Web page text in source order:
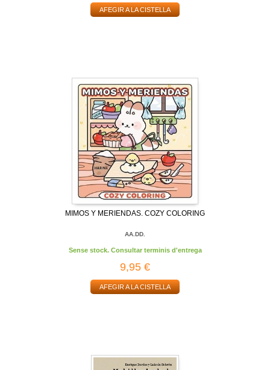
AFEGIR A LA CISTELLA
MIMOS Y MERIENDAS. COZY COLORING
AA.DD.
Sense stock. Consultar terminis d'entrega
9,95 €
AFEGIR A LA CISTELLA